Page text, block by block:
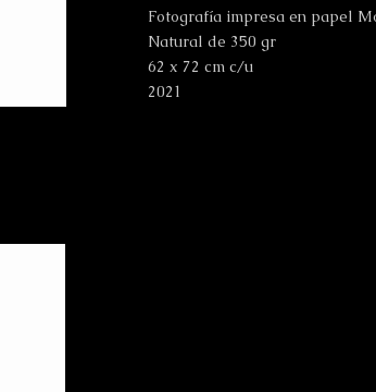
Fotografía impresa en papel
Natural de 350 gr
62 x 72 cm c/u
2021